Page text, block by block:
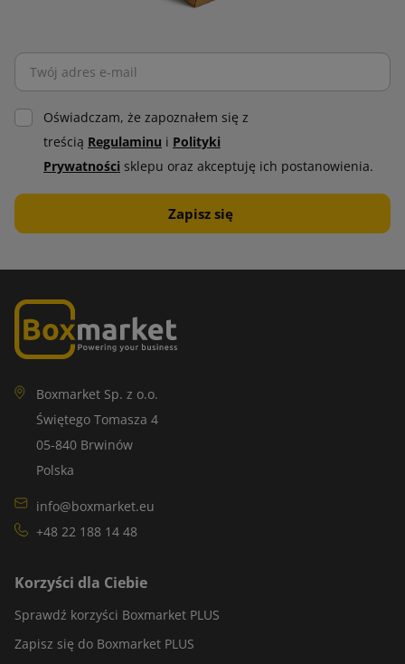
Oświadczam, że zapoznałem się z
treścią Regulaminu i Polityki
Prywatności sklepu oraz akceptuję ich postanowienia.
Boxmarket Sp. z o.o.
Świętego Tomasza 4
05-840 Brwinów
Polska
info@boxmarket.eu
+48 22 188 14 48
Korzyści dla Ciebie
Sprawdź korzyści Boxmarket PLUS
Zapisz się do Boxmarket PLUS